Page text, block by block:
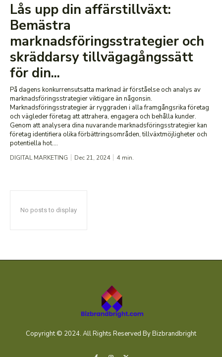
Lås upp din affärstillväxt:
Bemästra
marknadsföringsstrategier och
skräddarsy tillvägagångssätt
för din...
På dagens konkurrensutsatta marknad är förståelse och analys av
marknadsföringsstrategier viktigare än någonsin.
Marknadsföringsstrategier är ryggraden i alla framgångsrika företag
och vägleder företag att attrahera, engagera och behålla kunder.
Genom att analysera dina nuvarande marknadsföringsstrategier kan
företag identifiera olika förbättringsområden, tillväxtmöjligheter och
potentiella hot....
DIGITAL MARKETING Dec 21, 2024 4 min.
No posts to display
Copyright © 2024. All Rights Reserved By Bizbrandbright